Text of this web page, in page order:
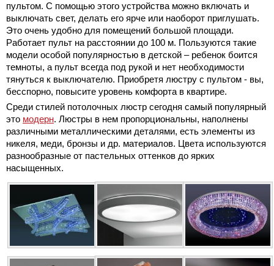
пультом. С помощью этого устройства можно включать и
выключать свет, делать его ярче или наоборот приглушать.
Это очень удобно для помещений большой площади.
Работает пульт на расстоянии до 100 м. Пользуются такие
модели особой популярностью в детской – ребенок боится
темноты, а пульт всегда под рукой и нет необходимости
тянуться к выключателю. Приобретя люстру с пультом - вы,
бесспорно, повысите уровень комфорта в квартире.
Среди стилей потолочных люстр сегодня самый популярный
это модерн. Люстры в нем пропорциональны, наполнены
различными металлическими деталями, есть элементы из
никеля, меди, бронзы и др. материалов. Цвета используются
разнообразные от пастельных оттенков до ярких
насыщенных.